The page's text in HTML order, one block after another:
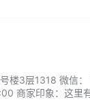
楼3层1318 微信
商家印象：这里